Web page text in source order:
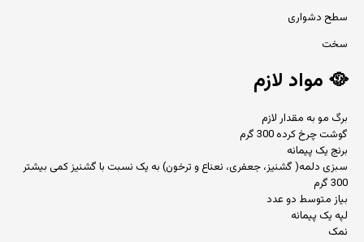
سطح دشواری
سخت
🥘 مواد لازم
برگ مو به مقدار لازم
گوشت چرخ کرده 300 گرم
برنج یک پیمانه
سبزی دلمه( گشنیز، جعفری، نعناع و ترخون) به یک نسبت با گشنیز کمی بیشتر
300 گرم
بیاز متوسط دو عدد
لپه یک پیمانه
نمک